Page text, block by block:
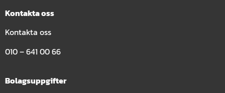
Kontakta oss
Kontakta oss
010 – 641 00 66
Bolagsuppgifter